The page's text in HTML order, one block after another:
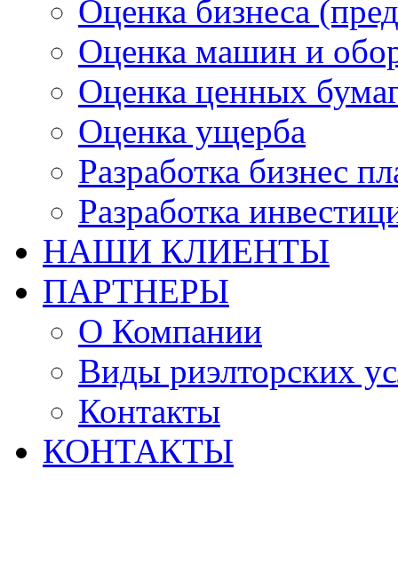
Оценка бизнеса
Оценка машин и
Оценка ценных
Оценка ущерба
Разработка бизнес
Разработка
НАШИ КЛИЕНТЫ
ПАРТНЕРЫ
О Компании
Виды риэлторских
Контакты
КОНТАКТЫ